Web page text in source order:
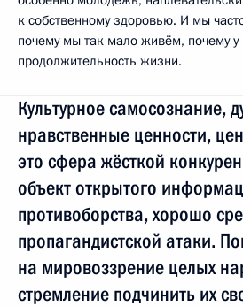
к собственному здоровью. И мы
почему мы так мало живём, почему у
продолжительность жизни.
Культурное самосознание,
нравственные ценности,
это сфера жёсткой
объект открытого
противоборства, хорошо
пропагандистской атаки.
на мировоззрение целых
стремление подчинить их